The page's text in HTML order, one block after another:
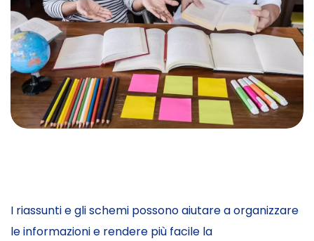
I riassunti e gli schemi possono aiutare a organizzare
le informazioni e rendere più facile la